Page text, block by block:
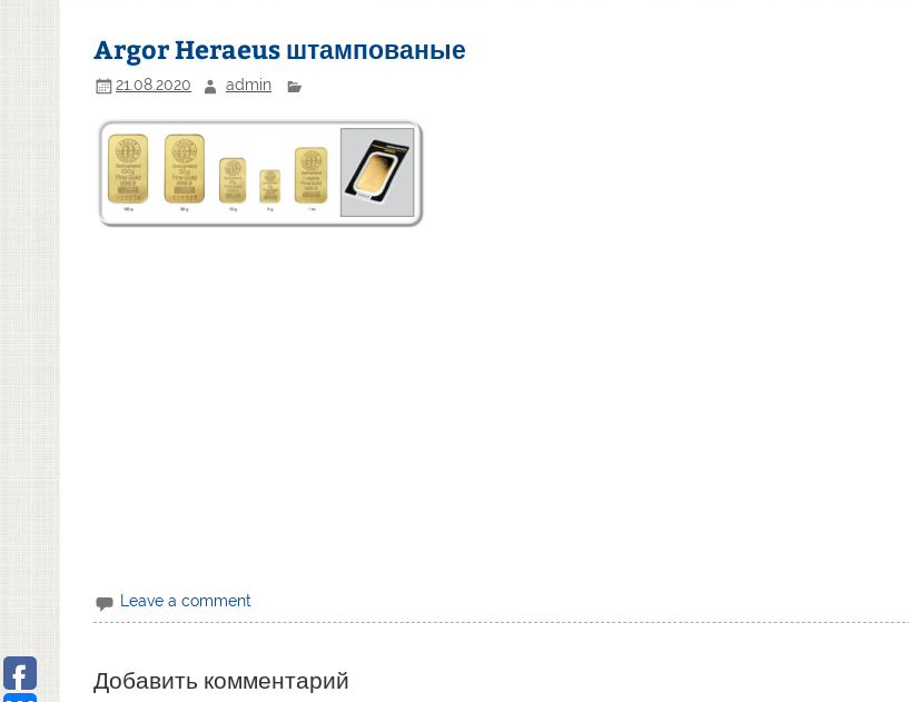
Argor Heraeus штампованые
21.08.2020 admin
Leave a comment
Добавить комментарий